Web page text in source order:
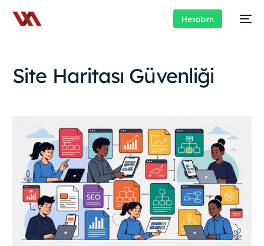
Hesabım
Site Haritası Güvenliği